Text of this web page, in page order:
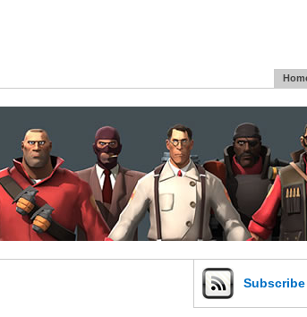
Subscribe